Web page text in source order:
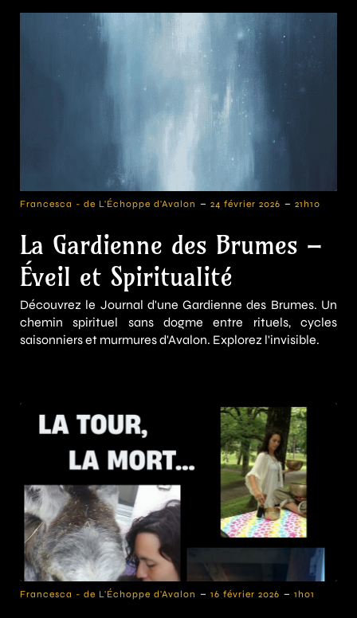
Francesca - de L'Échoppe d'Avalon - 24 février 2026 - 21h10
La Gardienne des Brumes –
Éveil et Spiritualité
Découvrez le Journal d'une Gardienne des Brumes. Un
chemin spirituel sans dogme entre rituels, cycles
saisonniers et murmures d'Avalon. Explorez l'invisible.
Francesca - de L'Échoppe d'Avalon - 16 février 2026 - 1h01